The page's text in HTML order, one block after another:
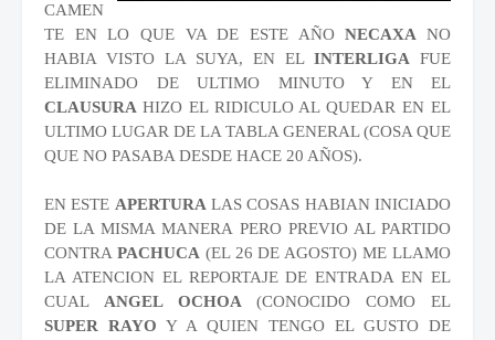
CAMEN
TE EN LO QUE VA DE ESTE AÑONECAXANO
HABIA VISTO LA SUYA, EN EL INTERLIGA FUE
ELIMINADO DE ULTIMO MINUTO Y EN EL
CLAUSURA HIZO EL RIDICULO AL QUEDAR EN EL
ULTIMO LUGAR DE LA TABLA GENERAL (COSA QUE
QUE NO PASABA DESDE HACE 20 AÑOS).
EN ESTE APERTURALAS COSAS HABIAN INICIADO
DE LA MISMA MANERA PERO PREVIO AL PARTIDO
CONTRA PACHUCA(EL 26 DE AGOSTO) ME LLAMO
LA ATENCION EL REPORTAJE DE ENTRADA EN EL
CUAL ANGEL OCHOA(CONOCIDO COMO EL
SUPER RAYO Y A QUIEN TENGO EL GUSTO DE